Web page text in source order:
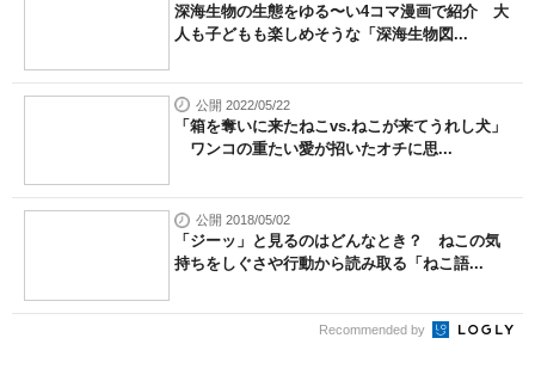
深海生物の生態をゆる〜い4コマ漫画で紹介 大
人も子どもも楽しめそうな「深海生物図...
公開 2022/05/22
「箱を奪いに来たねこvs.ねこが来てうれし犬」
ワンコの重たい愛が招いたオチに思...
公開 2018/05/02
「ジーッ」と見るのはどんなとき？ ねこの気
持ちをしぐさや行動から読み取る「ねこ語...
Recommended by